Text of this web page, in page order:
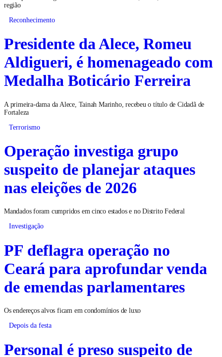
região
Reconhecimento
Presidente da Alece, Romeu
Aldigueri, é homenageado com
Medalha Boticário Ferreira
A primeira-dama da Alece, Tainah Marinho, recebeu o título de Cidadã de
Fortaleza
Terrorismo
Operação investiga grupo
suspeito de planejar ataques
nas eleições de 2026
Mandados foram cumpridos em cinco estados e no Distrito Federal
Investigação
PF deflagra operação no
Ceará para aprofundar venda
de emendas parlamentares
Os endereços alvos ficam em condomínios de luxo
Depois da festa
Personal é preso suspeito de